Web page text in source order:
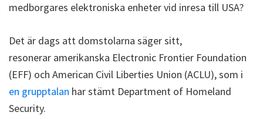
medborgares elektroniska enheter vid inresa till USA?
Det är dags att domstolarna säger sitt,
resonerar amerikanska Electronic Frontier Foundation
(EFF) och American Civil Liberties Union (ACLU), som i
en grupptalan har stämt Department of Homeland
Security.